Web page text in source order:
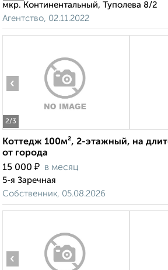
мкр. Континентальный, Туполева 8/2
Агентство, 02.11.2022
2/3
‹
Коттедж 100м², 2-этажный, на
от города
15 000 ₽ в месяц
5-я Заречная
Собственник, 05.08.2026
‹